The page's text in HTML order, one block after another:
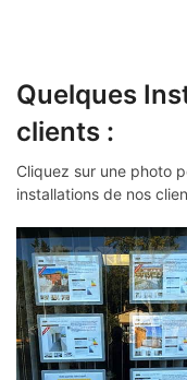
Quelques
clients :
Cliquez sur une photo
installations de nos